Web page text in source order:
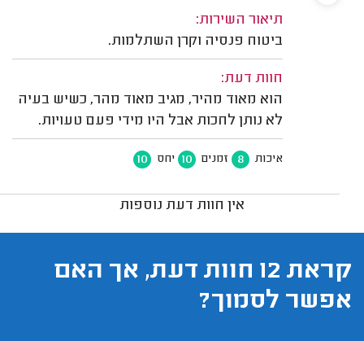
תיאור השירות:
ביטוח פנסיה וקרן השתלמות.
חוות דעת:
הוא מאוד מהיר, מגיב מאוד מהר, כשיש בעיה
לא נותן לחכות אבל היו מידי פעם טעויות.
איכות 8 זמנים 10 יחס 10
אין חוות דעת נוספות
קראת 12 חוות דעת, אך האם
אפשר לסמוך?